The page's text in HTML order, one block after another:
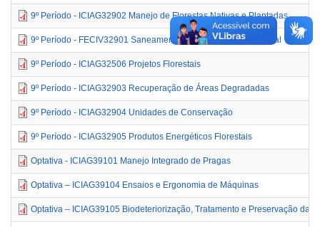
9º Período - ICIAG32902 Manejo de Florestas Nativas e Plantadas
9º Período - FECIV32901 Saneamento Básico para o Meio Rural
9º Período - ICIAG32506 Projetos Florestais
9º Período - ICIAG32903 Recuperação de Áreas Degradadas
9º Período - ICIAG32904 Unidades de Conservação
9º Período - ICIAG32905 Produtos Energéticos Florestais
Optativa - ICIAG39101 Manejo Integrado de Pragas
Optativa – ICIAG39104 Ensaios e Ergonomia de Máquinas
Optativa – ICIAG39105 Biodeteriorização, Tratamento e Preservação da